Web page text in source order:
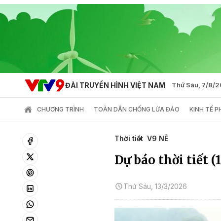
ĐÀI TRUYỀN HÌNH VIỆT NAM Thứ Sáu, 7/8/
CHƯƠNG TRÌNH TOÀN DÂN CHỐNG LỪA ĐẢO KINH TẾ
Thời tiết V9 NÈ
Dự báo thời tiết
Thứ Sáu, 13/3/2026